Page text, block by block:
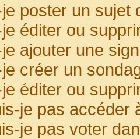
poster un sujet
éditer ou
ajouter une
créer un
éditer ou
je pas accéder
je pas voter